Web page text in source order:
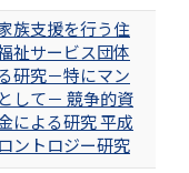
族支援を行う住
祉サービス団体
研究－特にマン
して－ 競争的資
による研究 平成
ントロジー研究